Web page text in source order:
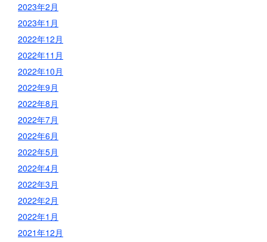
2023年2月
2023年1月
2022年12月
2022年11月
2022年10月
2022年9月
2022年8月
2022年7月
2022年6月
2022年5月
2022年4月
2022年3月
2022年2月
2022年1月
2021年12月